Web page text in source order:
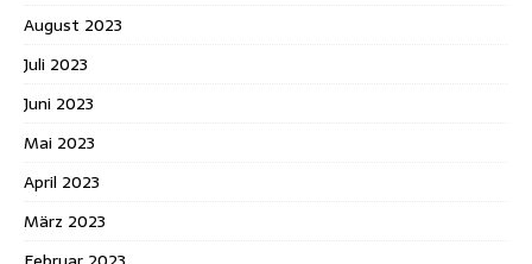
August 2023
Juli 2023
Juni 2023
Mai 2023
April 2023
März 2023